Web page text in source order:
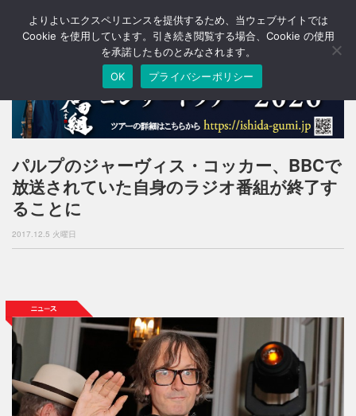
T
o
a
v
g
a
n
パルプのジャーヴィス・コッカー、BBCで
放送されていた自身のラジオ番組が終了す
ることに
2017.12.5 火曜日
よりよいエクスペリエンスを提供するため、当ウェブサイトでは
Cookie を使用しています。引き続き閲覧する場合、Cookie の使用
を承諾したものとみなされます。
OK
プライバシーポリシー